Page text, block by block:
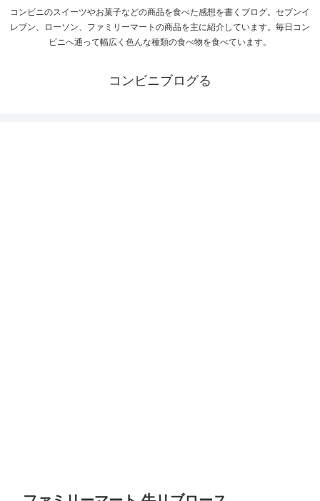
コンビニのスイーツやお菓子などの商品を食べた感想を書くブログ。セブンイ
レブン、ローソン、ファミリーマートの商品を主に紹介しています。毎日コン
ビニへ通って幅広く色んな種類の食べ物を食べています。
コンビニブログる